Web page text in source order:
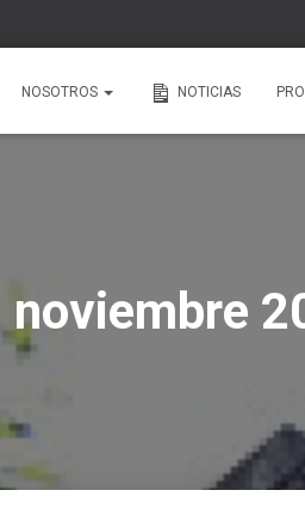
NOSOTROS NOTICIAS
noviembre